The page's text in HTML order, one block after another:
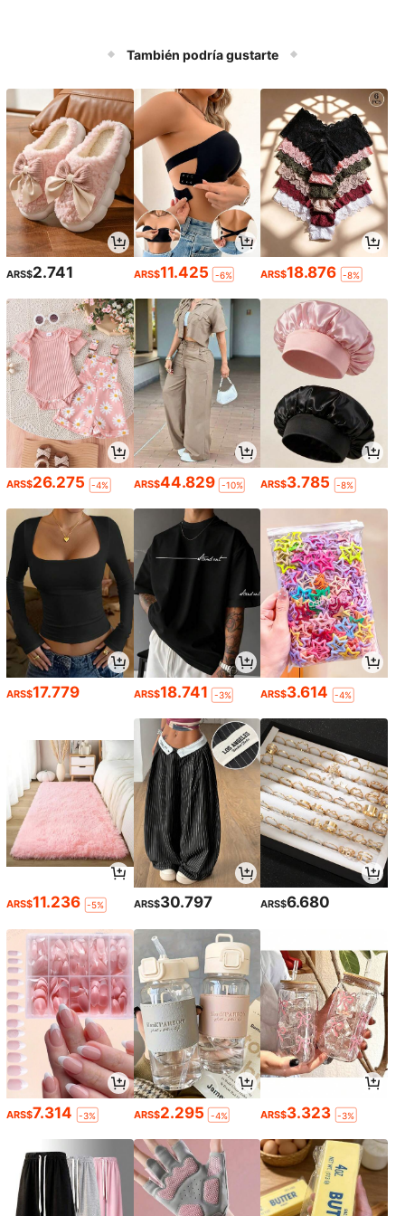
También podría gustarte
ARS$2.741 ARS$11.425 -6% ARS$18.876 -8%
ARS$26.275 -4% ARS$44.829 -10% ARS$3.785 -8%
ARS$17.779 ARS$18.741 -3% ARS$3.614 -4%
ARS$11.236 -5% ARS$30.797 ARS$6.680
ARS$7.314 -3% ARS$2.295 -4% ARS$3.323 -3%